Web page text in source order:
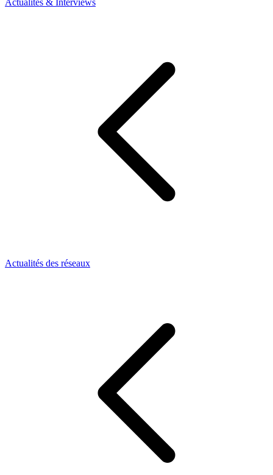
Actualités des réseaux